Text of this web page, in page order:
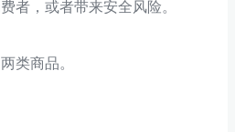
者，或者带来安全风险。
类商品。